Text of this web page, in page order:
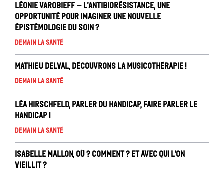
Léonie Varobieff – L’antibiorésistance, une
opportunité pour imaginer une nouvelle
épistémologie du soin ?
Demain la santé
Mathieu Delval, Découvrons la musicothérapie !
Demain la santé
Léa Hirschfeld, Parler du handicap, faire parler le
handicap !
Demain la santé
Isabelle Mallon, Où ? comment ? Et avec qui l’on
vieillit ?